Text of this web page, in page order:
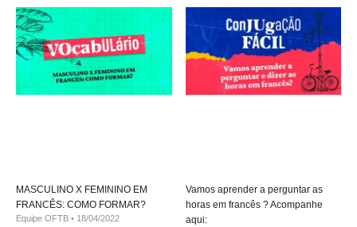
MASCULINO X FEMININO EM
FRANCÊS: COMO FORMAR?
Equipe OFTB 18/04/2022
Vamos aprender a perguntar as
horas em francês ? Acompanhe
aqui: